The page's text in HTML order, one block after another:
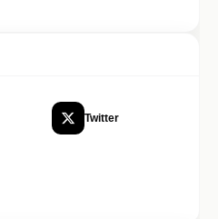
Twitter